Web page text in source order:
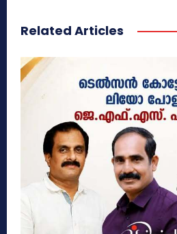
Related Articles